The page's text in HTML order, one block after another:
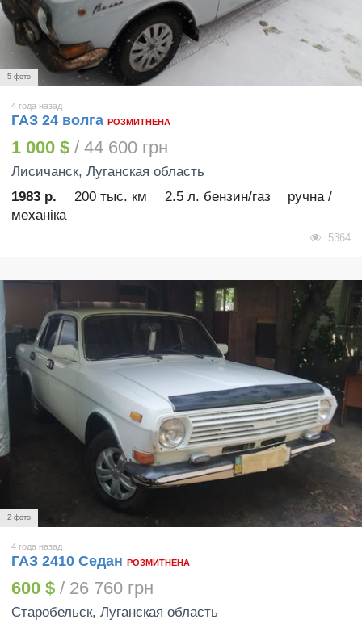
5 фото
4 года назад
ГАЗ 24 волга РОЗМИТНЕНА
1 000 $ / 44 600 грн
Лисичанск, Луганская область
1983 р.
200 тыс. км 2.5 л. бензин/газ
ручна /
механіка
5364
2 фото
4 года назад
ГАЗ 2410 Седан РОЗМИТНЕНА
600 $ / 26 760 грн
Старобельск, Луганская область